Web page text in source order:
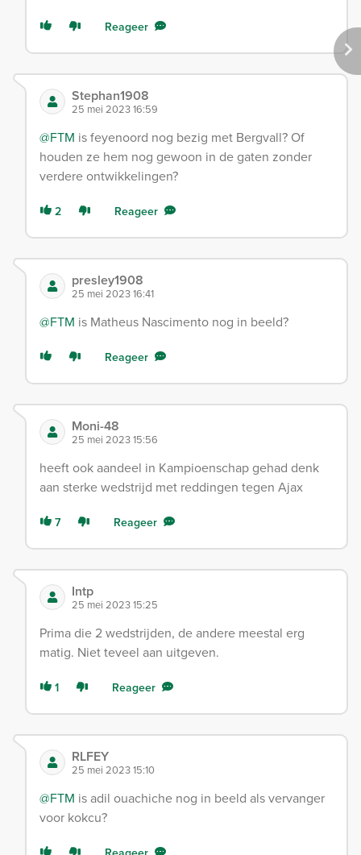
Reageer
Stephan1908
25 mei 2023 16:59
@FTM is feyenoord nog bezig met Bergvall? Of
houden ze hem nog gewoon in de gaten zonder
verdere ontwikkelingen?
2 Reageer
presley1908
25 mei 2023 16:41
@FTM is Matheus Nascimento nog in beeld?
Reageer
Moni-48
25 mei 2023 15:56
heeft ook aandeel in Kampioenschap gehad denk
aan sterke wedstrijd met reddingen tegen Ajax
7 Reageer
Intp
25 mei 2023 15:25
Prima die 2 wedstrijden, de andere meestal erg
matig. Niet teveel aan uitgeven.
1 Reageer
RLFEY
25 mei 2023 15:10
@FTM is adil ouachiche nog in beeld als vervanger
voor kokcu?